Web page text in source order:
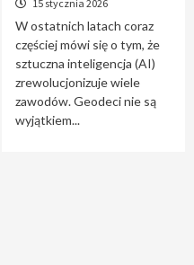
15 stycznia 2026
W ostatnich latach coraz
częściej mówi się o tym, że
sztuczna inteligencja (AI)
zrewolucjonizuje wiele
zawodów. Geodeci nie są
wyjątkiem...